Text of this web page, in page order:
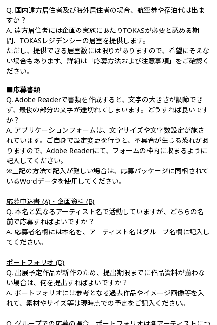
Q. 国内遠方居住者及び海外居住者の場合、航空券や宿泊代は出ま
すか？
A. 遠方居住者には企画の実施にあたりTOKASが必要と認める期
間、TOKASレジデンシーの居室を提供します。
ただし、提供できる居室数には限りがありますので、希望にそえな
い場合もあります。詳細は「応募方法および注意事項」をご確認く
ださい。
■応募書類
Q. Adobe Readerで書類を作成すると、文字の大きさが調節でき
ず、最後の部分の文字が途切れてしまいます。どうすれば良いです
か？
A. アプリケーションフォームは、文字サイズや文字数設定が施さ
れています。ご自身で設定変更を行うと、不具合が生じる恐れがあ
りますので、Adobe Readerにて、フォームの枠内に収まるように
記入してください。
※上記の方法で記入が難しい場合は、応募パッケージに同梱されて
いるWordデータを使用してください。
応募申込書 (A)・企画資料 (B)
Q. 本名と異なるアーティスト名で活動していますが、どちらの名
前で応募すればよいですか？
A. 応募者名欄には本名を、アーティスト名はグループ名欄に記入し
てください。
ポートフォリオ (D)
Q. 出展予定作品が新作のため、提出期限までに作品資料が揃わな
い場合は、何を提出すればよいですか？
A. ポートフォリオには参考となる過去作品やイメージ画像等を入
れて、素材やサイズ等は現時点での予定をご記入ください。
Q. グループでの応募の場合、ポートフォリオは各アーティストにつ